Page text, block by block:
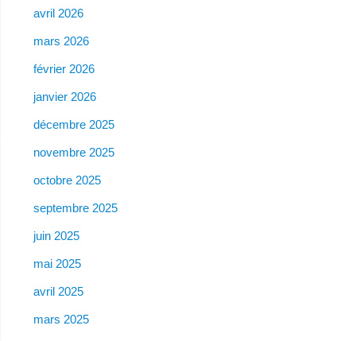
avril 2026
mars 2026
février 2026
janvier 2026
décembre 2025
novembre 2025
octobre 2025
septembre 2025
juin 2025
mai 2025
avril 2025
mars 2025